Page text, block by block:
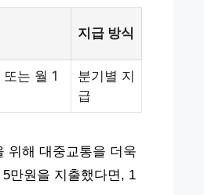
지급 방식
는 월 1
분기별 지
급
위해 대중교통을 더욱
만원을 지출했다면, 1